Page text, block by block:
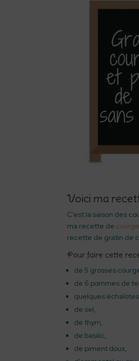
Voici ma
C’est la saison des
ma recette de
recette de gratin de
Pour faire cette
de 5 grosses
de 6 pommes de
quelques échalotes
de sel,
de thym,
de basilic,
de piment doux,